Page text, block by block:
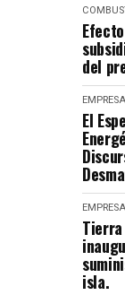
del
El
isla.